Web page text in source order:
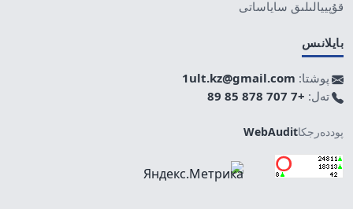
قۇپييالىلىق ساياساتى
بايلانىس
پوشتا: 1ult.kz@gmail.com
تەل: +7 707 878 85 89
پوددەرجكاWebAudit